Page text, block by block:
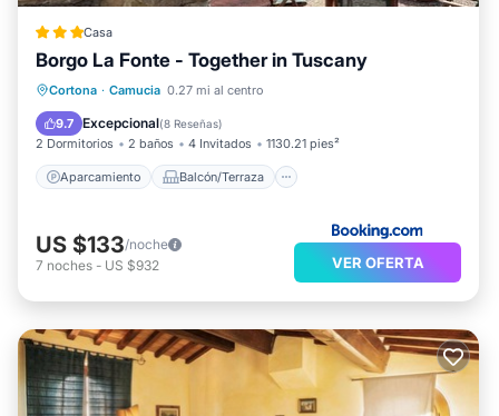
Casa
Borgo La Fonte - Together in Tuscany
Cortona · Camucia 0.27 mi al centro
9.7 Excepcional(8 Reseñas)
2 Dormitorios 2 baños 4 Invitados 1130.21 pies²
Aparcamiento Balcón/Terraza
Aparcamiento
Balcón/Terraza
Aire acondicionado
US $133/noche
7 noches - US $932 VER OFERTA